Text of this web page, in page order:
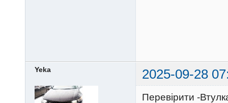
Yeka 2025-09-28
Перевірити -